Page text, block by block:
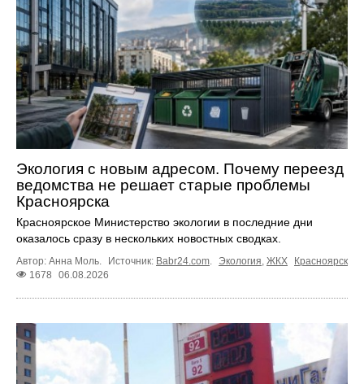
Экология с новым адресом. Почему переезд
ведомства не решает старые проблемы
Красноярска
Красноярское Министерство экологии в последние дни
оказалось сразу в нескольких новостных сводках.
Автор: Анна Моль. Источник: Babr24.com. Экология, ЖКХ
Красноярск
1678
06.08.2026